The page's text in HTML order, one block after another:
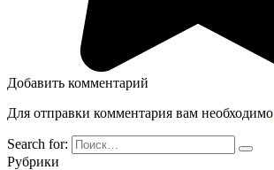
Добавить комментарий
Для отправки комментария вам необходимо
Search for:
Рубрики